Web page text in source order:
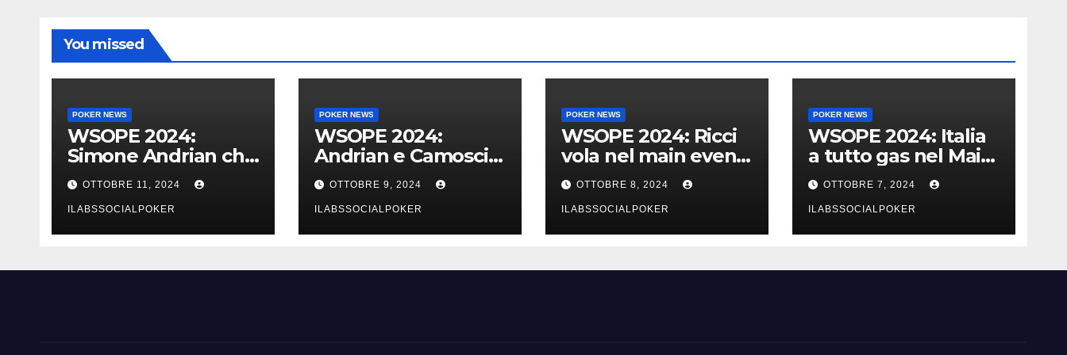
You missed
POKER NEWS
WSOPE 2024:
Simone Andrian che
trionfo nel main
event al King’s
OTTOBRE 11, 2024
ILABSSOCIALPOKER
POKER NEWS
WSOPE 2024:
Andrian e Camosci
al tavolo finale del
Main, vai Italia!!!
OTTOBRE 9, 2024
ILABSSOCIALPOKER
POKER NEWS
WSOPE 2024: Ricci
vola nel main event
e portiamo 5 azzurri
al day 4
OTTOBRE 8, 2024
ILABSSOCIALPOKER
POKER NEWS
WSOPE 2024: Italia
a tutto gas nel Main
Event con 23 azzurri
al day 3
OTTOBRE 7, 2024
ILABSSOCIALPOKER